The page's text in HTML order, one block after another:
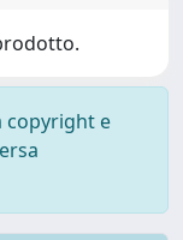
copyright e